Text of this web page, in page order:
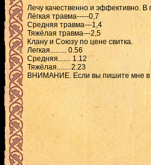
Лечу качественно и эффективно. В
Лёгкая травма-----0,7
Средняя травма---1,4
Тяжёлая травма---2,5
Клану и Союзу по цене свитка.
Легкая......... 0.56
Средняя....... 1.12
Тяжёлая....... 2.23
ВНИМАНИЕ. Если вы пишите мне в